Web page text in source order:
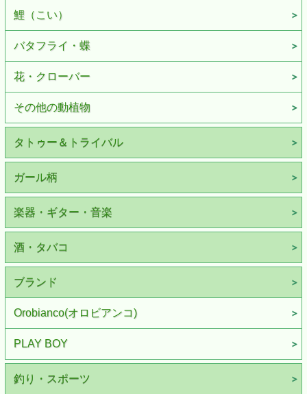
鯉（こい）
バタフライ・蝶
花・クローバー
その他の動植物
タトゥー＆トライバル
ガール柄
楽器・ギター・音楽
酒・タバコ
ブランド
Orobianco(オロビアンコ)
PLAY BOY
釣り・スポーツ